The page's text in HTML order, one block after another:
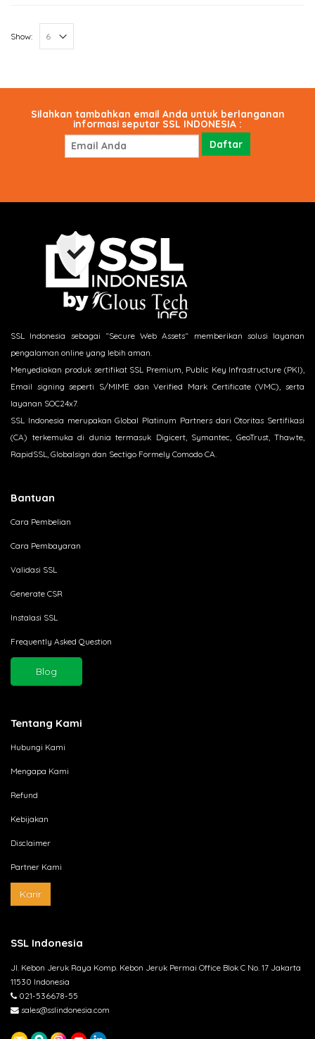
Show:
Silahkan tambahkan email Anda untuk berlanganan
informasi seputar SSL INDONESIA :
SSL Indonesia sebagai “Secure Web Assets“ memberikan solusi layanan
pengalaman online yang lebih aman.
Menyediakan produk sertifikat SSL Premium, Public Key Infrastructure (PKI),
Email signing seperti S/MIME dan Verified Mark Certificate (VMC), serta
layanan SOC24x7.
SSL Indonesia merupakan Global Platinum Partners dari Otoritas Sertifikasi
(CA) terkemuka di dunia termasuk Digicert, Symantec, GeoTrust, Thawte,
RapidSSL, Globalsign dan Sectigo Formely Comodo CA.
Bantuan
Cara Pembelian
Cara Pembayaran
Validasi SSL
Generate CSR
Instalasi SSL
Frequently Asked Question
Blog
Tentang Kami
Hubungi Kami
Mengapa Kami
Refund
Kebijakan
Disclaimer
Partner Kami
Karir
SSL Indonesia
Jl. Kebon Jeruk Raya Komp. Kebon Jeruk Permai Office Blok C No. 17 Jakarta
11530 Indonesia
021-536678-55
sales@sslindonesia.com